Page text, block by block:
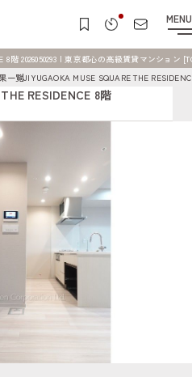
MENU
階 2026050293 | 東京都心の高級賃貸マンション
一覧JIYUGAOKA MUSE SQUARE THE
RESIDENCE 8階